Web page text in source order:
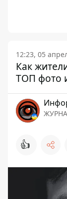
12:23, 05
Как
ТОП фото
👍